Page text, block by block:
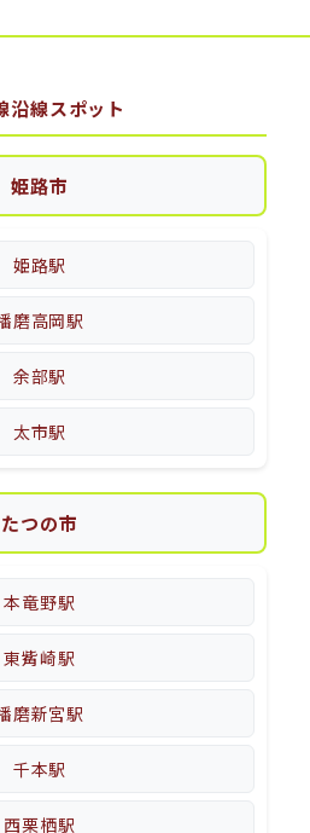
沿線スポット
姫路市
姫路駅
磨高岡駅
余部駅
太市駅
たつの市
本竜野駅
東觜崎駅
磨新宮駅
千本駅
西栗栖駅